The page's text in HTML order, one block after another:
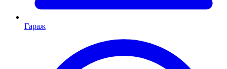
Гараж